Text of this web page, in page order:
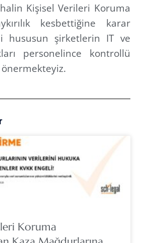
Kişisel Verileri Koruma
kesbettiğine karar
hususun şirketlerin IT ve
personelince kontrollü
Koruma